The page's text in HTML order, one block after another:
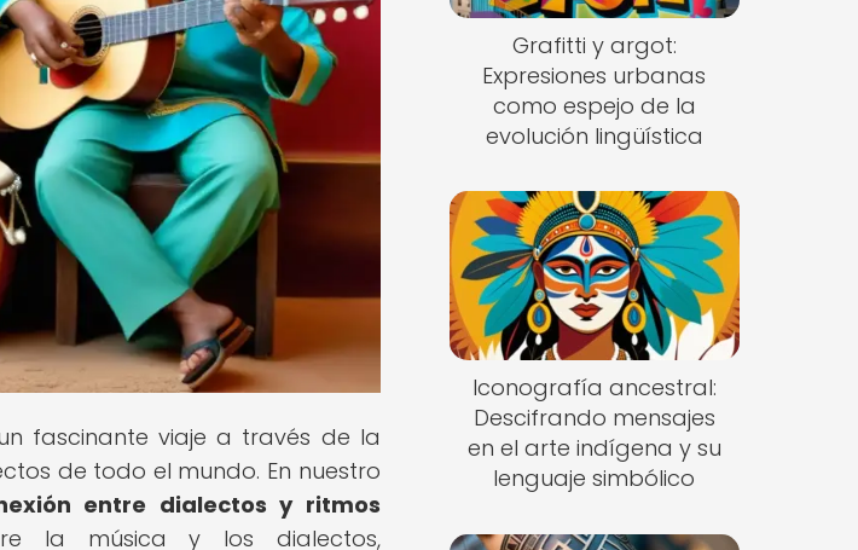
fascinante viaje a través de la
de todo el mundo. En nuestro
entre dialectos y ritmos
la música y los dialectos,
Grafitti y argot:
Expresiones urbanas
como espejo de la
evolución lingüística
Iconografía ancestral:
Descifrando mensajes
en el arte indígena y su
lenguaje simbólico